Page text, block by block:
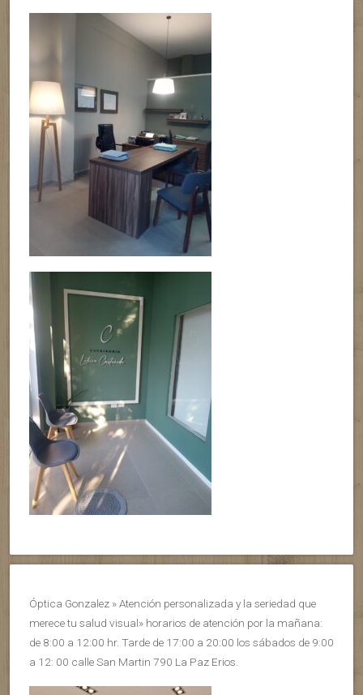
Óptica Gonzalez » Atención personalizada y la seriedad que
merece tu salud visual» horarios de atención por la mañana:
de 8:00 a 12:00 hr. Tarde de 17:00 a 20:00 los sábados de 9:00
a 12: 00 calle San Martin 790 La Paz Erios.